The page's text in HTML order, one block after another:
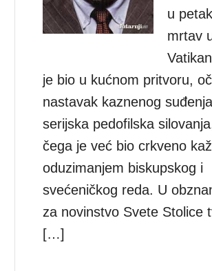
u
mrtav
je bio u kućnom pritvoru,
nastavak kaznenog
serijska pedofilska
čega je već bio crkveno
oduzimanjem biskupskog i
svećeničkog reda. U
za novinstvo Svete Stolice
[…]